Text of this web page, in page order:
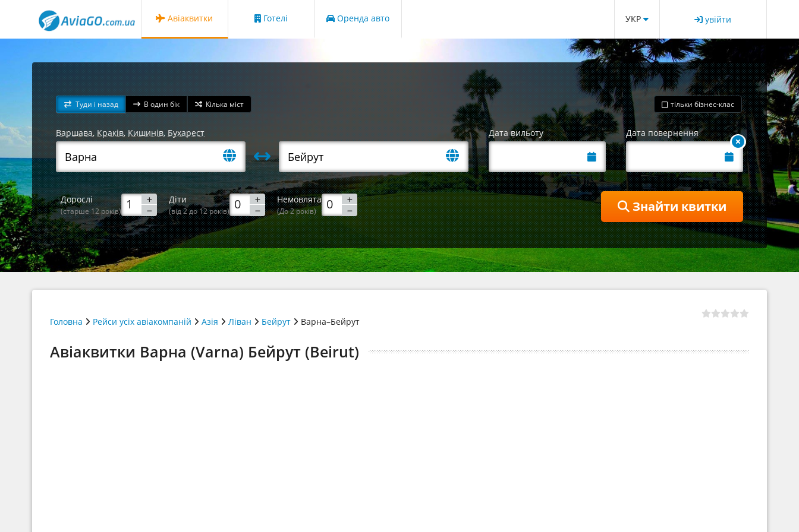
Авіаквитки Готелі Оренда авто УКР увійти
Туди і назад В один бік Кілька міст тільки бізнес-клас
Варшава,Краків, Кишинів, Бухарест Дата вильоту Дата повернення
Дорослі
(старше 12 років)
Діти
(від 2 до 12 років)
Немовлята
(До 2 років) Знайти квитки
Головна Рейси усіх авіакомпаній Азія Ліван Бейрут Варна–Бейрут
Авіаквитки Варна (Varna) Бейрут (Beirut)